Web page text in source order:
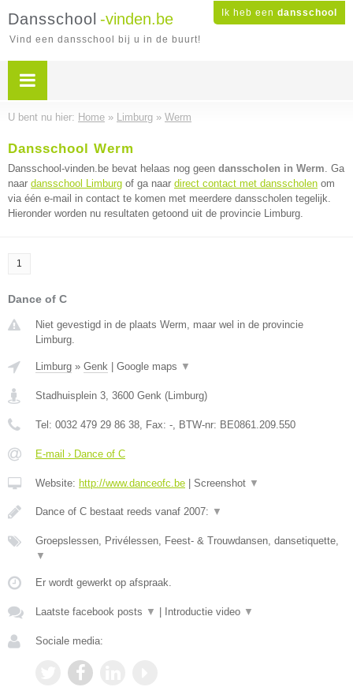
Ik heb een dansschool
Dansschool -vinden.be
Vind een dansschool bij u in de buurt!
U bent nu hier: Home » Limburg » Werm
Dansschool Werm
Dansschool-vinden.be bevat helaas nog geen dansscholen in Werm. Ga
naar dansschool Limburg of ga naar direct contact met dansscholen om
via één e-mail in contact te komen met meerdere dansscholen tegelijk.
Hieronder worden nu resultaten getoond uit de provincie Limburg.
1
Dance of C
Niet gevestigd in de plaats Werm, maar wel in de provincie
Limburg.
Limburg » Genk Google maps ▼
Stadhuisplein 3, 3600 Genk (Limburg)
Tel: 0032 479 29 86 38, Fax: -, BTW-nr: BE0861.209.550
E-mail › Dance of C
Website: http://www.danceofc.be Screenshot ▼
Dance of C bestaat reeds vanaf 2007: ▼
Groepslessen, Privélessen, Feest- & Trouwdansen, dansetiquette,
▼
Er wordt gewerkt op afspraak.
Laatste facebook posts ▼ Introductie video ▼
Sociale media: